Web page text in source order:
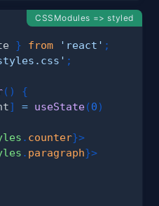
CSSModules => styled
} from 'react' ;
;
( )
{
] = useState(0)
. counter}>
. paragraph}>